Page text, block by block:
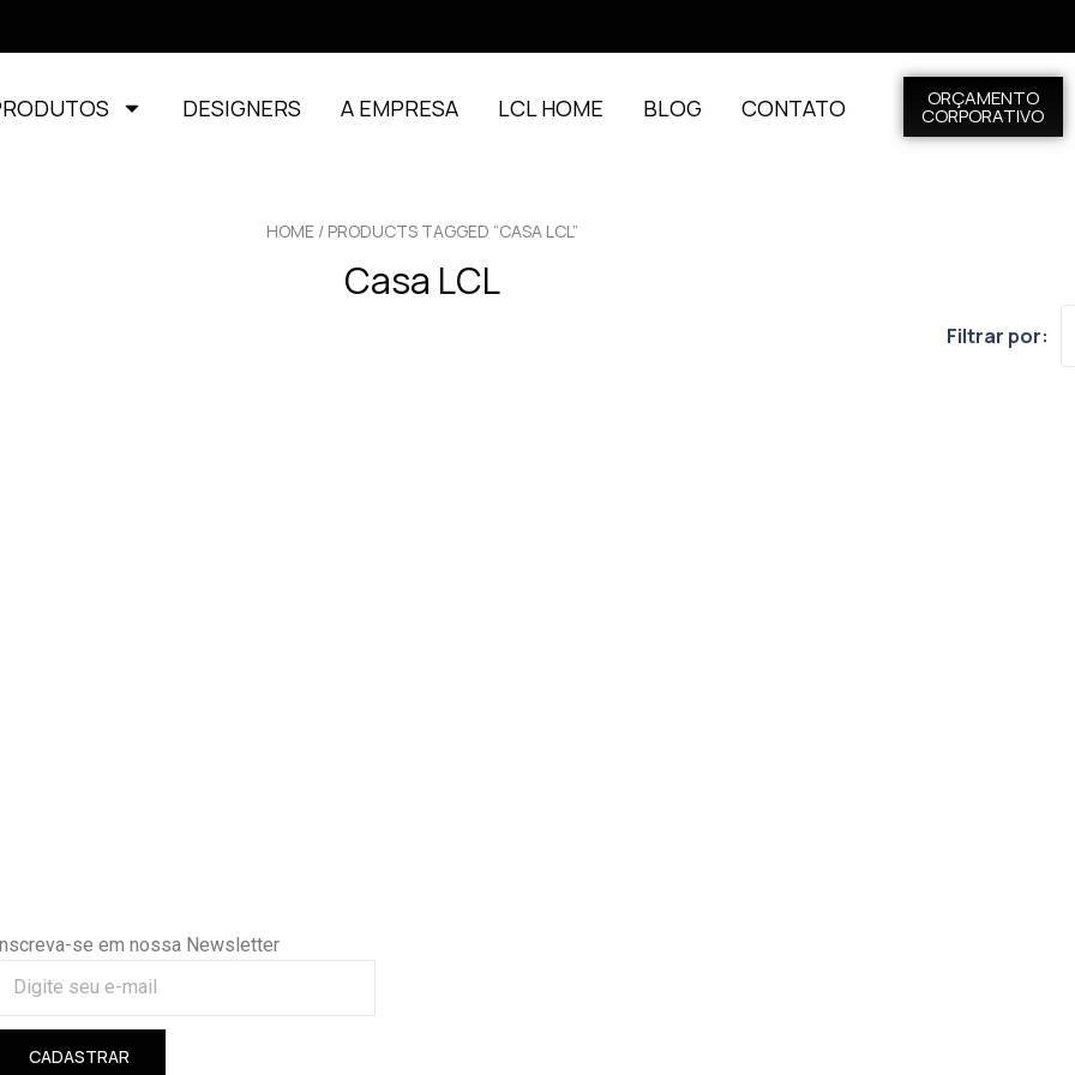
DESIGNERS A EMPRESA LCL HOME BLOG CONTATO ORÇAMENTO
CORPORATIVO
HOME / PRODUCTS TAGGED “CASA LCL”
Casa LCL
Filtrar por:
se em nossa Newsletter
CADASTRAR